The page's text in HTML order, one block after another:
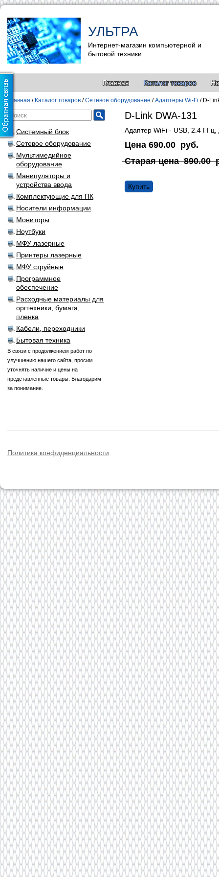
УЛЬТРА
Интернет-магазин компьютерной и
бытовой техники
Главная Каталог товаров
Главная / Каталог товаров / Сетевое оборудование / Адаптеры Wi-Fi / D-
Системный блок
Сетевое оборудование
Мультимедийное
оборудование
Манипуляторы и
устройства ввода
Комплектующие для ПК
Носители информации
Мониторы
Ноутбуки
МФУ лазерные
Принтеры лазерные
МФУ струйные
Программное
обеспечение
Расходные материалы для
оргтехники, бумага,
пленка
Кабели, переходники
Бытовая техника
В связи с продолжением работ по
улучшению нашего сайта, просим
уточнять наличие и цены на
представленные товары. Благодарим
за понимание.
D-Link DWA-131
Адаптер WiFi - USB, 2.4
Цена 690.00 руб.
Старая цена 890.00
Купить
Политика конфиденциальности